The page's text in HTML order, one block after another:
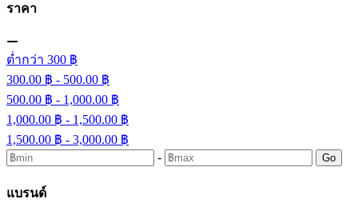
ราคา
ต่ำกว่า 300 ฿
300.00 ฿ - 500.00 ฿
500.00 ฿ - 1,000.00 ฿
1,000.00 ฿ - 1,500.00 ฿
1,500.00 ฿ - 3,000.00 ฿
-
Go
แบรนด์